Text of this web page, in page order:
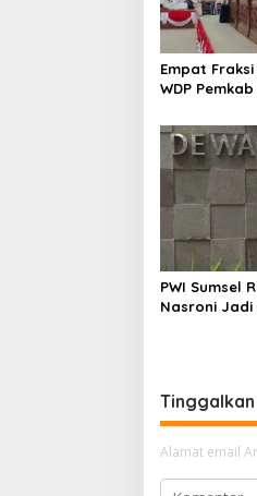
Empat Fraksi
WDP
PWI Sumsel
Nasroni Jadi
Alamat email